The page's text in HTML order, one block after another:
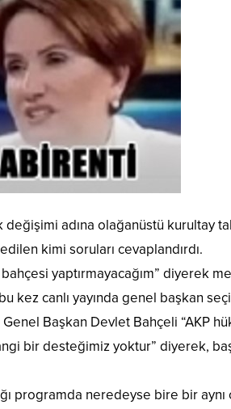
adına olağanüstü kurultay
kimi soruları cevaplandırdı.
bahçesi yaptırmayacağım”
canlı yayında genel başkan
Başkan Devlet Bahçeli “AKP
bir desteğimiz yoktur” diyerek,
programda neredeyse bire bir